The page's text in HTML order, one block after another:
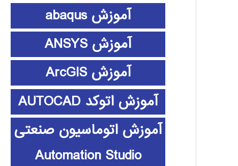
آموزش abaqus
آموزش ANSYS
آموزش ArcGIS
آموزش اتوکد AUTOCAD
آموزش اتوماسیون صنعتی
Automation Studio